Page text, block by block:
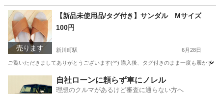
愛知 碧南市 新川町駅 ベビー用品 おまる
売ります
【新品未使用品/タグ付き】サンダル Mサイズ
100円
新川町駅 6月28日
ご覧いただきましてありがとうございます(^^) 購入後、タグ付きのまま一度も履かず
新川町駅 靴 厚底
自社ローンに頼らず車にノレル
理想のクルマがあるけど審査に通らない方へ